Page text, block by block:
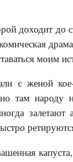
доходит до
моим
с женой
там народу